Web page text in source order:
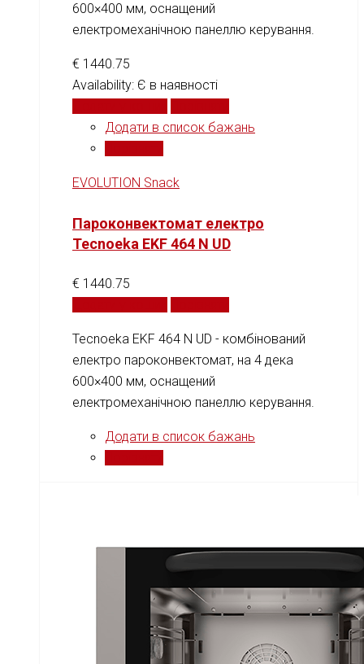
600×400 мм, оснащений
електромеханічною панеллю керування.
€ 1440.75
Availability: Є в наявності
Додати в список бажань
EVOLUTION Snack
Пароконвектомат електро
Tecnoeka EKF 464 N UD
€ 1440.75
Tecnoeka EKF 464 N UD - комбінований
електро пароконвектомат, на 4 дека
600×400 мм, оснащений
електромеханічною панеллю керування.
Додати в список бажань